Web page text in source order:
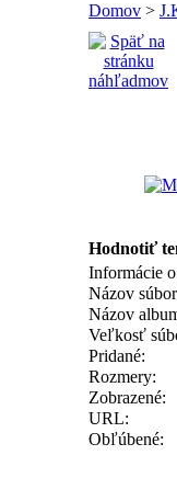
Domov >
Hodnotiť
Informácie
Názov
Názov
Veľkosť
Pridané:
Rozmery:
Zobrazené:
URL:
Obľúbené: